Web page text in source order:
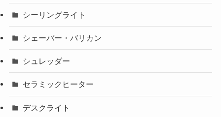
シーリングライト
シェーバー・バリカン
シュレッダー
セラミックヒーター
デスクライト